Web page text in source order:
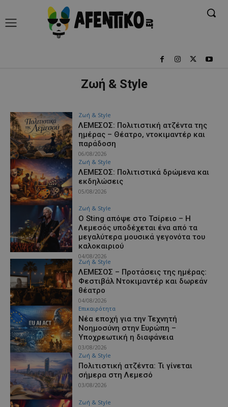
Ζωή & Style
Ζωή & Style
ΛΕΜΕΣΟΣ: Πολιτιστική ατζέντα της
ημέρας – Θέατρο, ντοκιμαντέρ και
παράδοση
06/08/2026
Ζωή & Style
ΛΕΜΕΣΟΣ: Πολιτιστικά δρώμενα και
εκδηλώσεις
05/08/2026
Ζωή & Style
Ο Sting απόψε στο Τσίρειο – Η
Λεμεσός υποδέχεται ένα από τα
μεγαλύτερα μουσικά γεγονότα του
καλοκαιριού
04/08/2026
Ζωή & Style
ΛΕΜΕΣΟΣ – Προτάσεις της ημέρας:
Φεστιβάλ Ντοκιμαντέρ και δωρεάν
θέατρο
04/08/2026
Επικαιρότητα
Νέα εποχή για την Τεχνητή
Νοημοσύνη στην Ευρώπη –
Υποχρεωτική η διαφάνεια
03/08/2026
Ζωή & Style
Πολιτιστική ατζέντα: Τι γίνεται
σήμερα στη Λεμεσό
03/08/2026
Ζωή & Style